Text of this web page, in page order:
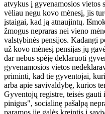
atvykus į gyvenamosios vietos
vėliau negu kovo mėnesį, jis
įstaigai, kad ją atnaujintų.
žmogus nepraras nei vieno
valstybinės pensijos. Kadangi
už kovo mėnesį pensijas jų
dar nebus spėję deklaruoti
gyvenamosios vietos
priminti, kad tie gyventojai,
arba apie savivaldybę, kurios
Gyventojų registre, teisės
pinigus", socialinę pašalpą
paramos jie galės kreiptis į